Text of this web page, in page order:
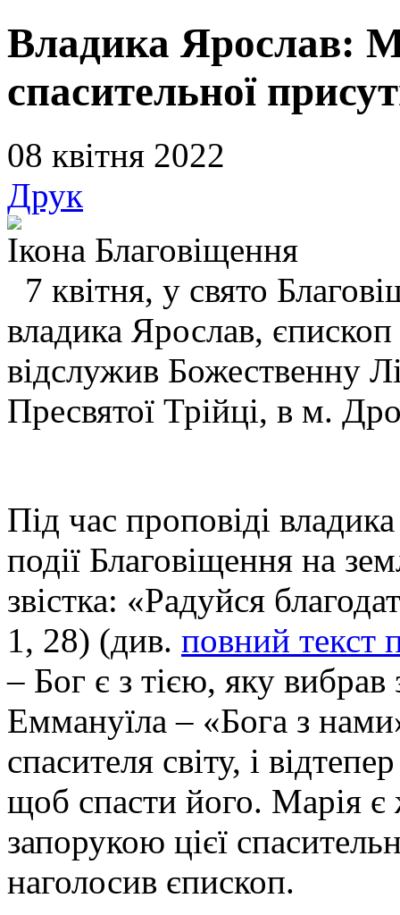
Владика Ярослав:
спасительної
08 квітня 2022
Друк
Ікона Благовіщення
7 квітня, у свято
владика Ярослав,
відслужив Божественну
Пресвятої Трійці, в м.
Під час проповіді
події Благовіщення на
звістка: «Радуйся
1, 28) (див. повний текст
– Бог є з тією, яку
Еммануїла – «Бога з
спасителя світу, і
щоб спасти його. Марія
запорукою цієї
наголосив єпископ.